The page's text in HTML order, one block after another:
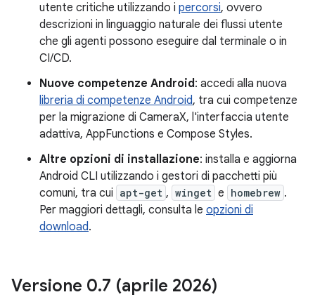
utente critiche utilizzando i percorsi, ovvero
descrizioni in linguaggio naturale dei flussi utente
che gli agenti possono eseguire dal terminale o in
CI/CD.
Nuove competenze Android: accedi alla nuova
libreria di competenze Android, tra cui competenze
per la migrazione di CameraX, l'interfaccia utente
adattiva, AppFunctions e Compose Styles.
Altre opzioni di installazione: installa e aggiorna
Android CLI utilizzando i gestori di pacchetti più
comuni, tra cui apt-get , winget e homebrew .
Per maggiori dettagli, consulta le opzioni di
download.
Versione 0.7 (aprile 2026)